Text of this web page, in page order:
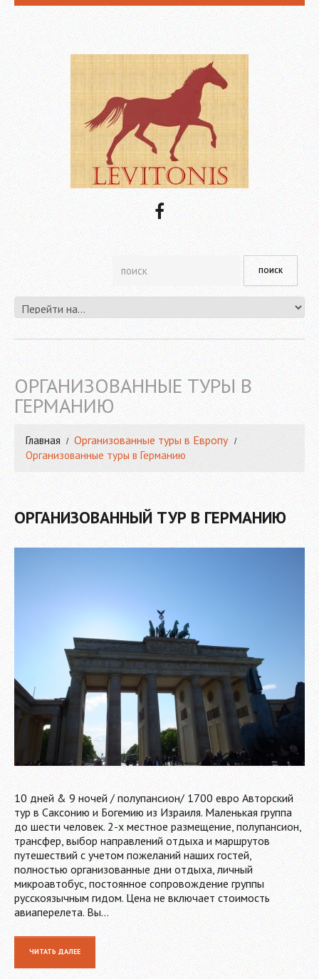
ОРГАНИЗОВАННЫЕ ТУРЫ В
ГЕРМАНИЮ
Главная Организованные туры в Европу
Организованные туры в Германию
ОРГАНИЗОВАННЫЙ ТУР В ГЕРМАНИЮ
10 дней & 9 ночей / полупансион/ 1700 евро Авторский
тур в Саксонию и Богемию из Израиля. Маленькая группа
до шести человек. 2-х местное размещение, полупансион,
трансфер, выбор направлений отдыха и маршрутов
путешествий с учетом пожеланий наших гостей,
полностью организованные дни отдыха, личный
микроавтобус, постоянное сопровождение группы
русскоязычным гидом. Цена не включает стоимость
авиаперелета. Вы…
ЧИТАТЬ ДАЛЕЕ